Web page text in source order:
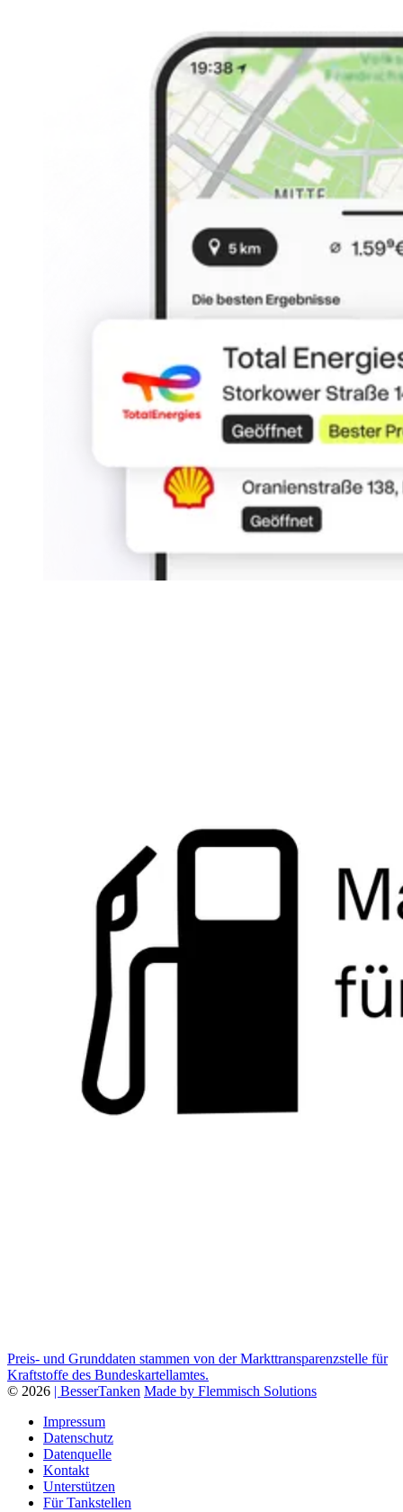
Preis- und Grunddaten stammen von der Markttransparenzstelle für
Kraftstoffe des Bundeskartellamtes.
© 2026 | BesserTanken Made by Flemmisch Solutions
Impressum
Datenschutz
Datenquelle
Kontakt
Unterstützen
Für Tankstellen